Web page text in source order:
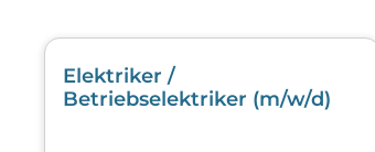
Elektriker /
Betriebselektriker (m/w/d)